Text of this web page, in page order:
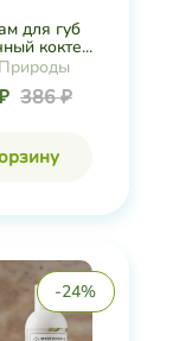
для губ
кокте...
386 ₽
-24%